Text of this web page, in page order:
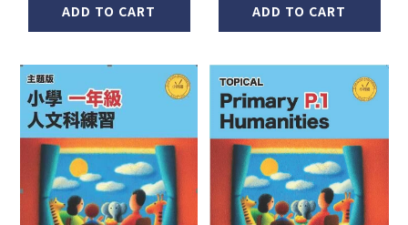
ADD TO CART ADD TO CART